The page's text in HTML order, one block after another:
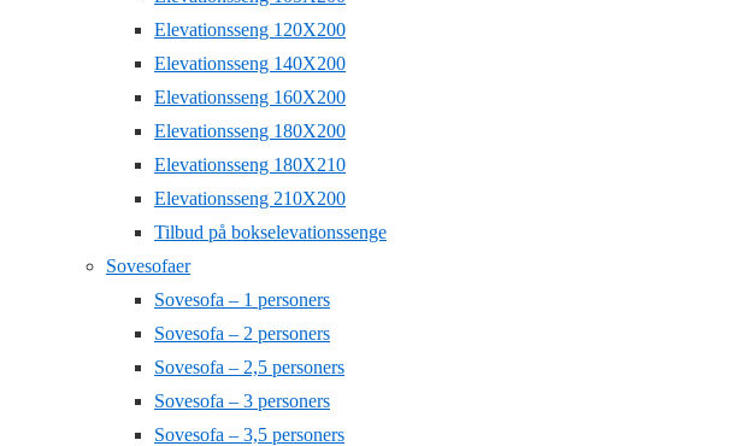
Elevationsseng 120X200
Elevationsseng 140X200
Elevationsseng 160X200
Elevationsseng 180X200
Elevationsseng 180X210
Elevationsseng 210X200
Tilbud på bokselevationssenge
Sovesofaer
Sovesofa – 1 personers
Sovesofa – 2 personers
Sovesofa – 2,5 personers
Sovesofa – 3 personers
Sovesofa – 3,5 personers